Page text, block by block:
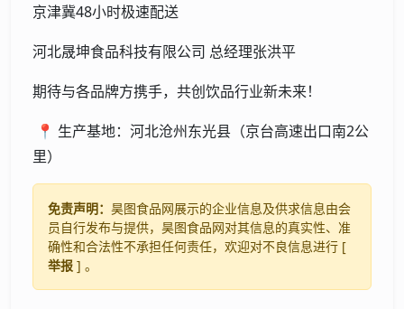
京津冀48小时极速配送
河北晟坤食品科技有限公司 总经理张洪平
期待与各品牌方携手，共创饮品行业新未来！
📍 生产基地：河北沧州东光县（京台高速出口南2公
里）
免责声明： 昊图食品网展示的企业信息及供求信息由会
员自行发布与提供，昊图食品网对其信息的真实性、准
确性和合法性不承担任何责任，欢迎对不良信息进行 [
举报 ] 。